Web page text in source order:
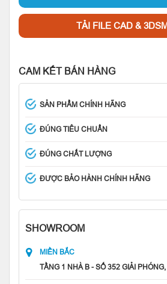
TẢI FILE CAD &
CAM KẾT BÁN HÀNG
SẢN PHẨM CHÍNH HÃNG
ĐÚNG TIÊU CHUẨN
ĐÚNG CHẤT LƯỢNG
ĐƯỢC BẢO HÀNH CHÍNH HÃNG
SHOWROOM
MIỀN BẮC
TẦNG 1 NHÀ B - SỐ 352 GIẢI